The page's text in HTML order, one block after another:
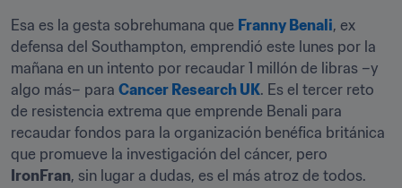
Esa es la gesta sobrehumana que Franny Benali, ex
defensa del Southampton, emprendió este lunes por la
mañana en un intento por recaudar 1 millón de libras –y
algo más– para Cancer Research UK. Es el tercer reto
de resistencia extrema que emprende Benali para
recaudar fondos para la organización benéfica británica
IronFran, sin lugar a dudas, es el más atroz de todos.